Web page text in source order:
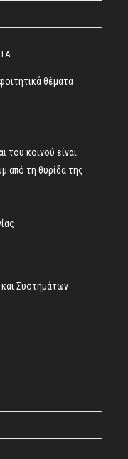
θέματα
του κοινού είναι
από τη θυρίδα της
και Συστημάτων